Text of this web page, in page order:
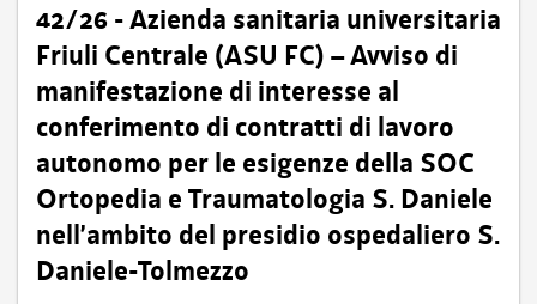
42/26 - Azienda sanitaria universitaria
Friuli Centrale (ASU FC) – Avviso di
manifestazione di interesse al
conferimento di contratti di lavoro
autonomo per le esigenze della SOC
Ortopedia e Traumatologia S. Daniele
nell’ambito del presidio ospedaliero S.
Daniele-Tolmezzo